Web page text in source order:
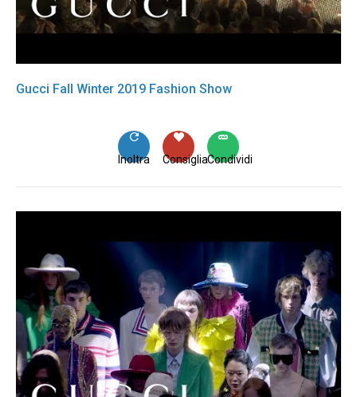
Gucci Fall Winter 2019 Fashion Show
Condividi
Consiglia
Inoltra